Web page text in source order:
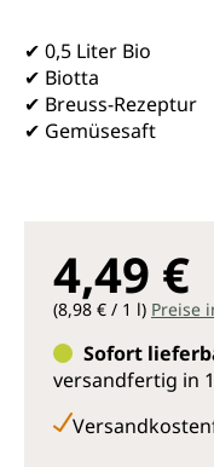
✔ 0,5 Liter Bio
✔ Biotta
✔ Breuss-Rezeptur
✔ Gemüsesaft
4,49 €
(8,98 € / 1 l) Preise
Sofort
versandfertig in